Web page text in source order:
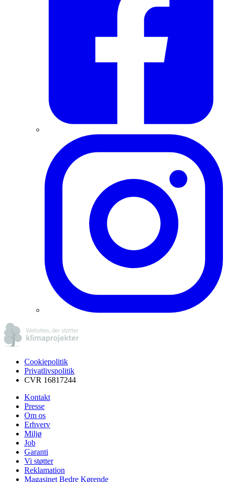
Cookiepolitik
Privatlivspolitik
CVR 16817244
Kontakt
Presse
Om os
Erhverv
Miljø
Job
Garanti
Vi støtter
Reklamation
Magasinet Bedre Kørende